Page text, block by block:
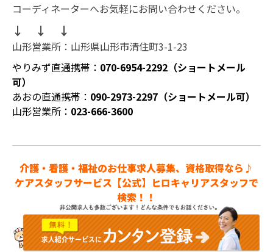
コーディネーターへお気軽にお問い合わせください。
↓ ↓ ↓
山形営業所：山形県山形市清住町3-1-23
やりみず直通携帯： 070-6954-2292（ショートメール
可）
あおの直通携帯： 090-2973-2297（ショートメール可）
山形営業所： 023-666-3600
介護・看護・福祉のお仕事求人募集、資格取得なら♪
ケアスタッフサービス【公式】ヒロキャリアスタッフで
検索！！